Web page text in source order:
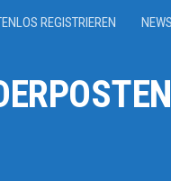
REGISTRIEREN